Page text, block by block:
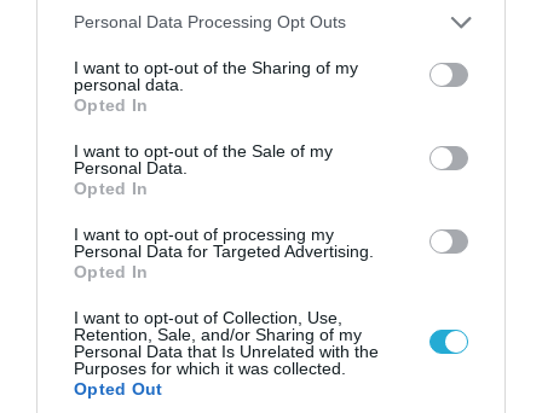
Please note that this website/app uses one or more Google
not limited to your visit or usage behaviour. You may click to
grant or deny consent to Google and its third-party tags to
use your data for below specified purposes in below Google
consent section.
Personal Data Processing Opt Outs
I want to opt-out of the Sharing of my
personal data.
Opted In
I want to opt-out of the Sale of my
Personal Data.
Opted In
I want to opt-out of processing my
Personal Data for Targeted Advertising.
Opted In
I want to opt-out of Collection, Use,
Retention, Sale, and/or Sharing of my
Personal Data that Is Unrelated with the
Purposes for which it was collected.
Opted Out
Αυτή την ώρα το τελευταίο «αντίο» στον πρώην
υπουργό Ι.Βαρβιτσιώτη (φωτο)